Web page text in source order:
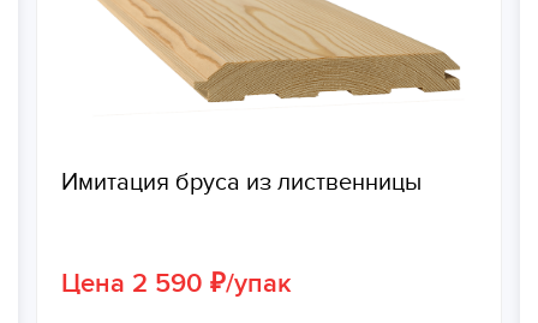
Имитация бруса из лиственницы
Цена 2 590 ₽/упак